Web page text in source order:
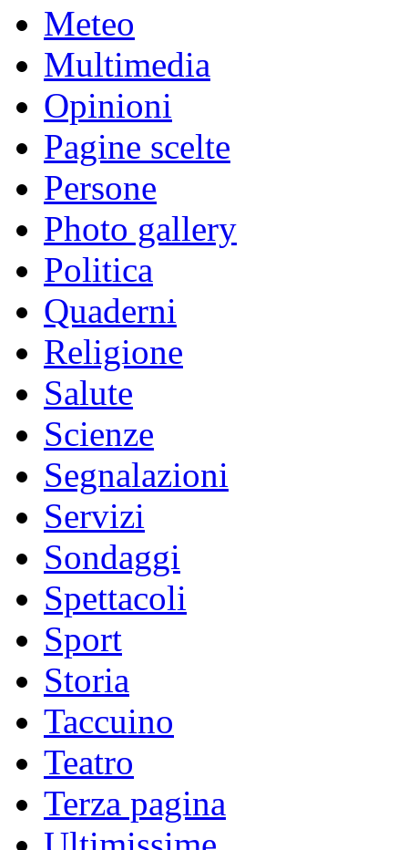
Meteo
Multimedia
Opinioni
Pagine scelte
Persone
Photo gallery
Politica
Quaderni
Religione
Salute
Scienze
Segnalazioni
Servizi
Sondaggi
Spettacoli
Sport
Storia
Taccuino
Teatro
Terza pagina